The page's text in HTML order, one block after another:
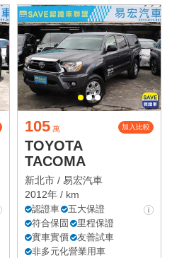
105 萬 加入比較
TOYOTA
TACOMA
新北市 / 易宏汽車
2012年 / km
認證車
五大保證
符合保固
里程保證
實車實價
友善試車
非多元化營業用車